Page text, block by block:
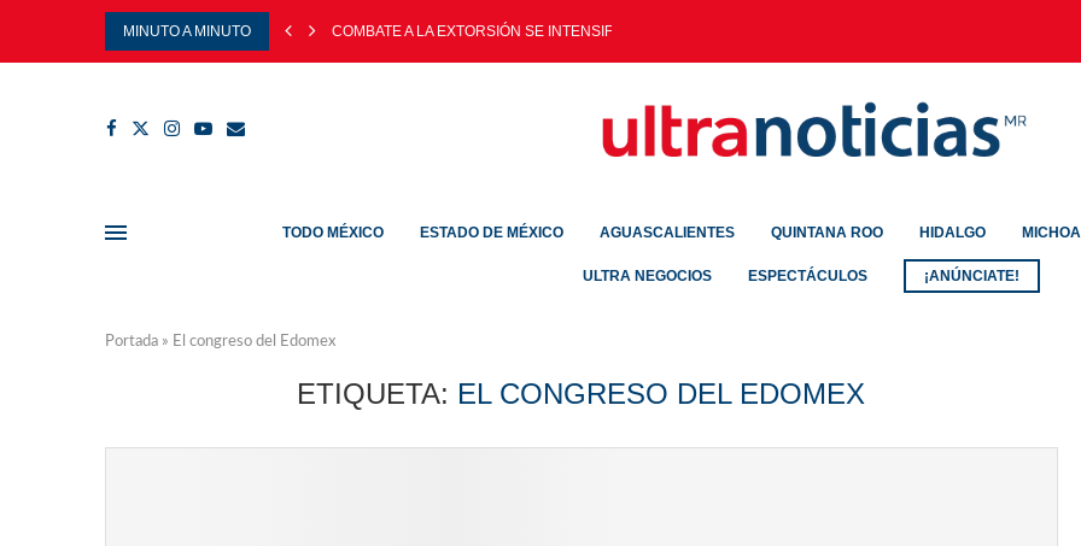
MINUTO A MINUTO COMBATE A LA EXTORSIÓN SE INTENSIFICA EN ZONA...
TODO MÉXICO ESTADO DE MÉXICO AGUASCALIENTES QUINTANA ROO HIDALGO
ULTRA NEGOCIOS ESPECTÁCULOS ¡ANÚNCIATE!
Portada » El congreso del Edomex
ETIQUETA: EL CONGRESO DEL EDOMEX